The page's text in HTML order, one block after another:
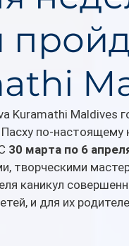
Kuramathi Maldives
по-настоящему
30 марта по 6
творческими
каникул
и для их